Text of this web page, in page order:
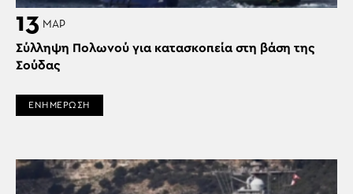
13 ΜΑΡ
Σύλληψη Πολωνού για κατασκοπεία στη βάση της
Σούδας
ΕΝΗΜΕΡΩΣΗ